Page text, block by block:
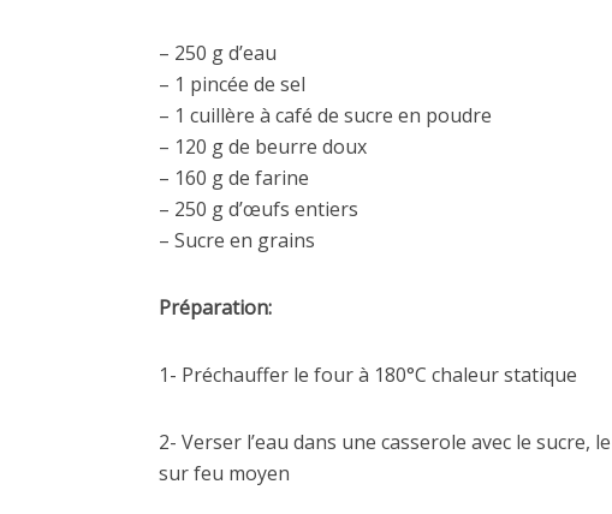
– 250 g d’eau
– 1 pincée de sel
– 1 cuillère à café de sucre en poudre
– 120 g de beurre doux
– 160 g de farine
– 250 g d’œufs entiers
– Sucre en grains
Préparation:
1- Préchauffer le four à 180°C chaleur statique
2- Verser l’eau dans une casserole avec le
sur feu moyen